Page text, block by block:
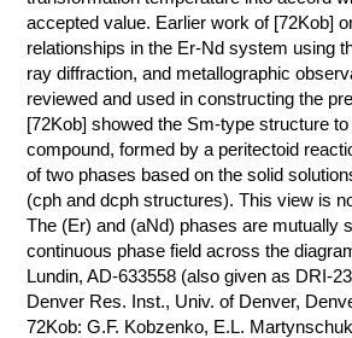
accepted value. Earlier work of [72Kob]
relationships in the Er-Nd system using
ray diffraction, and metallographic
reviewed and used in constructing the
[72Kob] showed the Sm-type structure
compound, formed by a peritectoid
of two phases based on the solid
(cph and dcph structures). This view is
The (Er) and (aNd) phases are mutually
continuous phase field across the
Lundin, AD-633558 (also given as DRI-
Denver Res. Inst., Univ. of Denver,
72Kob: G.F. Kobzenko, E.L.